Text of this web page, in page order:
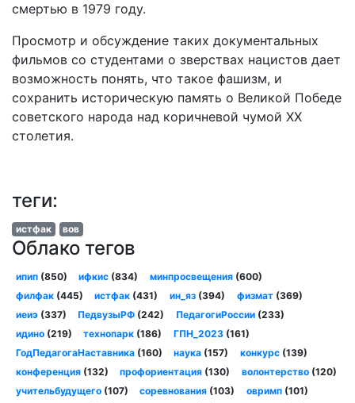
смертью в 1979 году.
Просмотр и обсуждение таких документальных
фильмов со студентами о зверствах нацистов дает
возможность понять, что такое фашизм, и
сохранить историческую память о Великой Победе
советского народа над коричневой чумой XX
столетия.
теги:
истфак вов
Облако тегов
ипип(850) ифкис (834) минпросвещения(600)
филфак(445) истфак (431) ин_яз(394) физмат(369)
иеиэ(337) ПедвузыРФ (242) ПедагогиРоссии(233)
идино(219) технопарк (186) ГПН_2023(161)
ГодПедагогаНаставника(160) наука (157) конкурс(139)
конференция(132) профориентация (130) волонтерство(120)
учительбудущего(107) соревнования (103) овримп(101)